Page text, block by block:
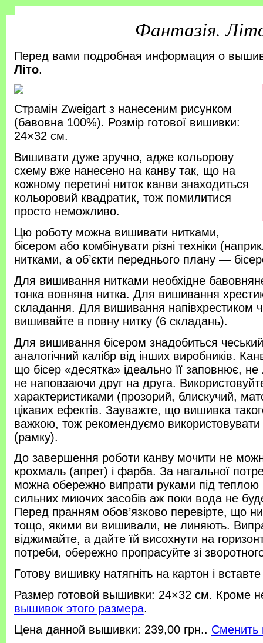
Фантазія.
Перед вами подробная информация о
Літо.
Страмін Zweigart з нанесеним рисунком
(бавовна 100%). Розмір готової вишивки:
24×32 см.
Вишивати дуже зручно, адже кольорову
схему вже нанесено на канву так, що на
кожному перетині ниток канви знаходиться
кольоровий квадратик, тож помилитися
просто неможливо.
Цю роботу можна вишивати нитками,
бісером або комбінувати різні техніки
нитками, а об’єкти переднього плану —
Для вишивання нитками необхідне
тонка вовняна нитка. Для вишивання
складання. Для вишивання напівхрестиком
вишивайте в повну нитку (6 складань).
Для вишивання бісером знадобиться
аналогічний калібр від інших виробників.
що бісер «десятка» ідеально її заповнює,
не наповзаючи друг на друга.
характеристиками (прозорий, блискучий,
цікавих ефектів. Зауважте, що вишивка
важкою, тож рекомендуємо
(рамку).
До завершення роботи канву мочити не
крохмаль (апрет) і фарба. За нагальної
можна обережно випрати руками під
сильних миючих засобів аж поки вода не
Перед пранням обов’язково перевірте, що
тощо, якими ви вишивали, не линяють.
віджимайте, а дайте їй висохнути на
потреби, обережно пропрасуйте зі
Готову вишивку натягніть на картон і
Размер готовой вышивки: 24×32 см. Кроме
вышивок этого размера.
Цена данной вышивки: 239,00 грн.. Сменить